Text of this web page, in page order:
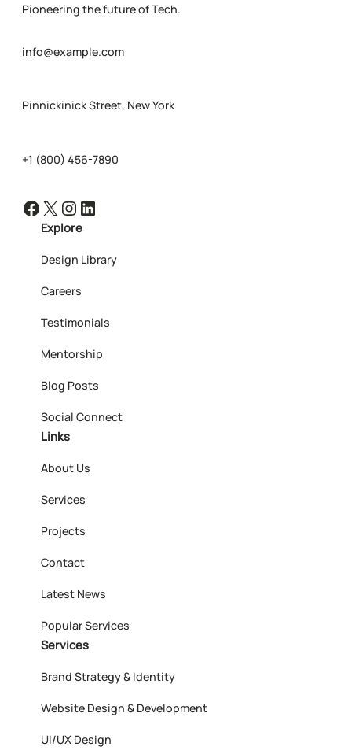
Pioneering the future of Tech.
info@example.com
Pinnickinick Street, New York
+1 (800) 456-7890
Facebook X Instagram LinkedIn
Explore
Design Library
Careers
Testimonials
Mentorship
Blog Posts
Social Connect
Links
About Us
Services
Projects
Contact
Latest News
Popular Services
Services
Brand Strategy & Identity
Website Design & Development
UI/UX Design